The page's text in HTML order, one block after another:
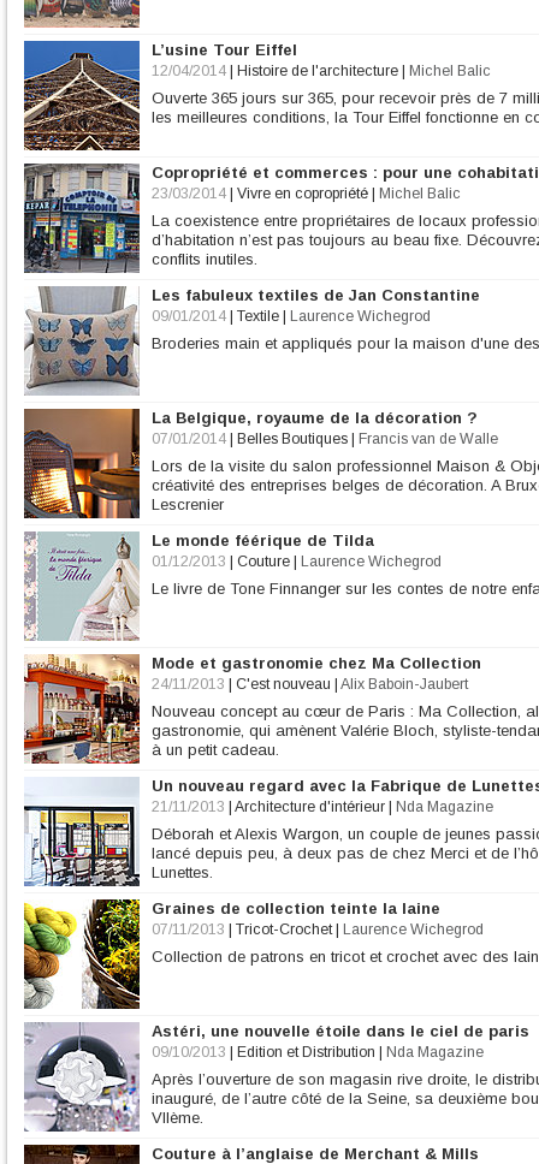
L’usine Tour Eiffel
12/04/2014 Histoire de l'architecture Michel Balic
Ouverte 365 jours sur 365, pour recevoir près de 7
les meilleures conditions, la Tour Eiffel fonctionne en
Copropriété et commerces : pour une
23/03/2014 Vivre en copropriété Michel Balic
La coexistence entre propriétaires de locaux
d’habitation n’est pas toujours au beau fixe.
conflits inutiles.
Les fabuleux textiles de Jan Constantine
09/01/2014 Textile Laurence Wichegrod
Broderies main et appliqués pour la maison d'une
La Belgique, royaume de la décoration ?
07/01/2014 Belles Boutiques Francis van de Walle
Lors de la visite du salon professionnel Maison &
créativité des entreprises belges de décoration. A
Lescrenier
Le monde féérique de Tilda
01/12/2013 Couture Laurence Wichegrod
Le livre de Tone Finnanger sur les contes de notre
Mode et gastronomie chez Ma Collection
24/11/2013 C'est nouveau Alix Baboin-Jaubert
Nouveau concept au cœur de Paris : Ma Collection,
gastronomie, qui amènent Valérie Bloch, styliste-
à un petit cadeau.
Un nouveau regard avec la Fabrique de
21/11/2013 Architecture d'intérieur Nda Magazine
Déborah et Alexis Wargon, un couple de jeunes
lancé depuis peu, à deux pas de chez Merci et de
Lunettes.
Graines de collection teinte la laine
07/11/2013 Tricot-Crochet| Laurence Wichegrod
Collection de patrons en tricot et crochet avec des
Astéri, une nouvelle étoile dans le ciel de paris
09/10/2013 Edition et Distribution Nda Magazine
Après l’ouverture de son magasin rive droite, le
inauguré, de l’autre côté de la Seine, sa deuxième
VIIème.
Couture à l’anglaise de Merchant & Mills